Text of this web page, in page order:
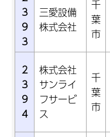
3
9
3
三愛設備
株式会社
千
葉
市
2
3
9
4
株式会社
サンライ
フサービ
ス
千
葉
市